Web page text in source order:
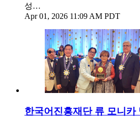
성…
Apr 01, 2026 11:09 AM PDT
한국어진흥재단 류 모니카